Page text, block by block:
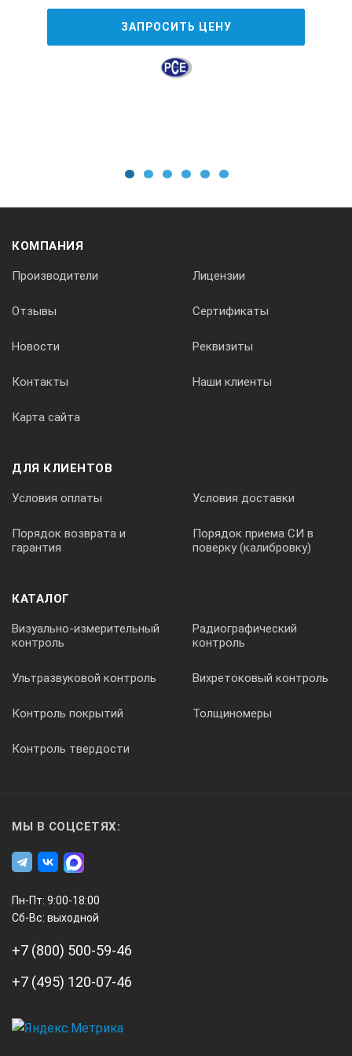
ЗАПРОСИТЬ ЦЕНУ
КОМПАНИЯ
Производители Лицензии
Отзывы Сертификаты
Новости Реквизиты
Контакты Наши клиенты
Карта сайта
ДЛЯ КЛИЕНТОВ
Условия оплаты Условия доставки
Порядок возврата и
гарантия
Порядок приема СИ в
поверку (калибровку)
КАТАЛОГ
Визуально-измерительный
контроль
Радиографический
контроль
Ультразвуковой контроль Вихретоковый контроль
Контроль покрытий Толщиномеры
Контроль твердости
МЫ В СОЦСЕТЯХ:
Пн-Пт: 9:00-18:00
Сб-Вс: выходной
+7 (800) 500-59-46
+7 (495) 120-07-46